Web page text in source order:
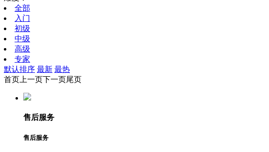
全部
入门
初级
中级
高级
专家
默认排序 最新 最热
首页 上一页下一页尾页
售后服务
售后服务